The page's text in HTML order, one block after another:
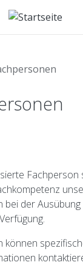
Fachperson
der
können